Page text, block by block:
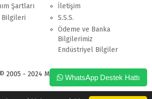
Şartları
Bilgileri
İletişim
S.S.S.
Ödeme ve Banka
Bilgilerimiz
Endüstriyel Bilgiler
2005 - 2024 Merpa Bilgi İşlem Ltd. Şti.
WhatsApp Destek Hattı